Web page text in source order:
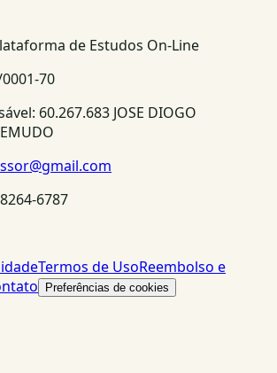
de Estudos On-Line
70
60.267.683 JOSE DIOGO
6787
Termos de UsoReembolso e
Preferências de cookies